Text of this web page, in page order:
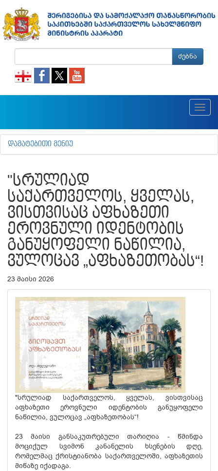
ძებნა
ᲓᲐᲛᲐᲢᲔᲑᲘᲗᲘ ᲛᲔᲜᲘᲣ
"ᲡᲠᲣᲚᲘᲐᲓ
ᲡᲐᲥᲐᲠᲗᲕᲔᲚᲝᲡ, ᲧᲕᲔᲚᲐᲡ,
ᲕᲘᲡᲗᲕᲘᲡᲐᲪ ᲐᲤᲮᲐᲖᲔᲗᲘ
ᲔᲠᲝᲕᲜᲣᲚᲘ ᲘᲓᲔᲜᲢᲝᲑᲘᲡ
ᲒᲐᲜᲣᲧᲝᲤᲔᲚᲘ ᲜᲐᲬᲘᲚᲘᲐ,
ᲕᲣᲚᲝᲪᲐᲕ „ᲐᲤᲮᲐᲖᲔᲗᲝᲑᲐᲡ“!
23 მაისი 2026
"სრულიად საქართველოს, ყველას, ვისთვისაც
აფხაზეთი ეროვნული იდენტობის განუყოფელი
ნაწილია, ვულოცავ „აფხაზეთობას“!
23 მაისი განსაკუთრებული თარიღია - წმინდა
მოციქულ სვიმონ კანანელის ხსენების დღე,
რომელმაც ქრისტიანობა საქართველოში, აფხაზეთის
მიწაზე იქადაგა.